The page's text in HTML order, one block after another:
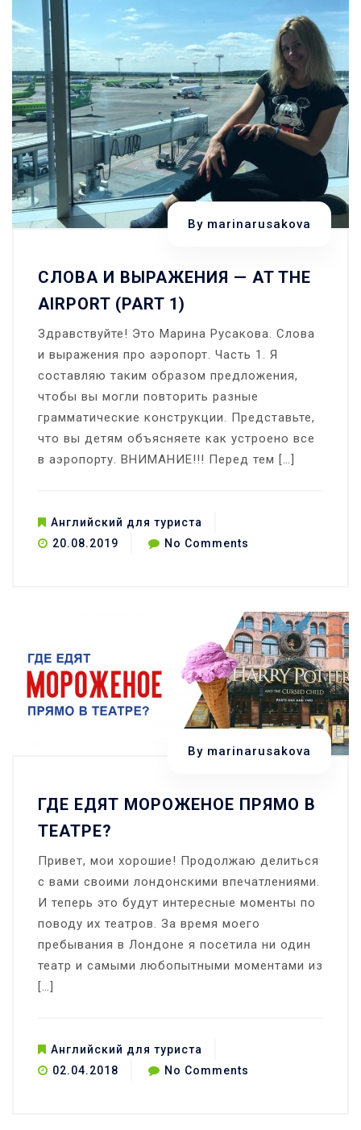
By marinarusakova
СЛОВА И ВЫРАЖЕНИЯ — AT THE
AIRPORT (PART 1)
Здравствуйте! Это Марина Русакова. Слова
и выражения про аэропорт. Часть 1. Я
составляю таким образом предложения,
чтобы вы могли повторить разные
грамматические конструкции. Представьте,
что вы детям объясняете как устроено все
в аэропорту. ВНИМАНИЕ!!! Перед тем […]
Английский для туриста
20.08.2019
No Comments
—
At
the
airport
(part
1)
By marinarusakova
ГДЕ ЕДЯТ МОРОЖЕНОЕ ПРЯМО В
ТЕАТРЕ?
Привет, мои хорошие! Продолжаю делиться
с вами своими лондонскими впечатлениями.
И теперь это будут интересные моменты по
поводу их театров. За время моего
пребывания в Лондоне я посетила ни один
театр и самыми любопытными моментами из
[…]
Английский для туриста
02.04.2018
No Comments